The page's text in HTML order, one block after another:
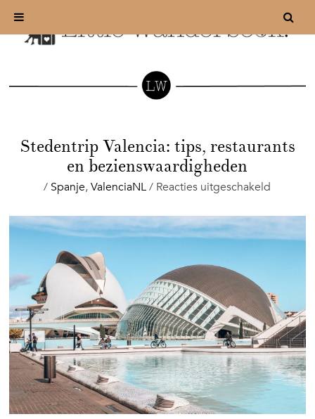
Stedentrip Valencia: tips, restaurants
en bezienswaardigheden
/ Spanje,ValenciaNL/ Reacties uitgeschakeld
Valencia: